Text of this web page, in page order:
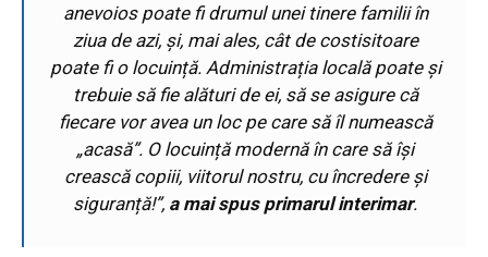
anevoios poate fi drumul unei tinere familii în
ziua de azi, și, mai ales, cât de costisitoare
poate fi o locuință. Administrația locală poate și
trebuie să fie alături de ei, să se asigure că
fiecare vor avea un loc pe care să îl numească
„acasă”. O locuință modernă în care să își
crească copiii, viitorul nostru, cu încredere și
siguranță!”, a mai spus primarul interimar.